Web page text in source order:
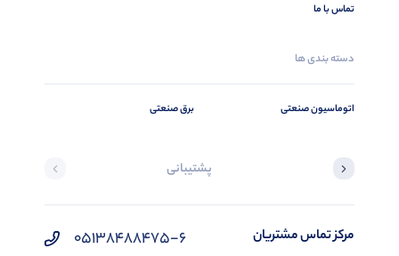
تماس با ما
دسته بندی ها
اتوماسیون صنعتی برق صنعتی
پشتیبانی
مرکز تماس مشتریان 05138488475-6